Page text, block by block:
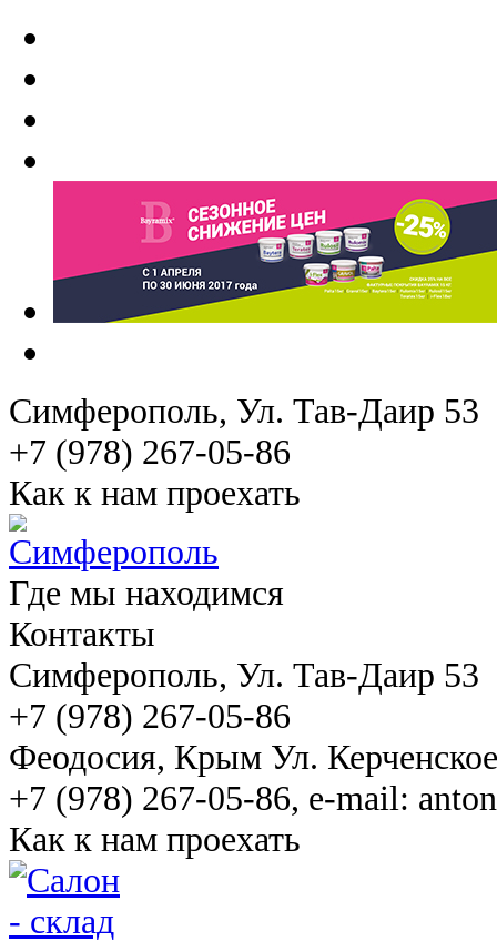
Симферополь, Ул. Тав-Даир 53
+7 (978) 267-05-86
Как к нам проехать
Где мы находимся
Контакты
Симферополь, Ул. Тав-Даир 53
+7 (978) 267-05-86
Феодосия, Крым Ул.
+7 (978) 267-05-86, e-mail:
Как к нам проехать